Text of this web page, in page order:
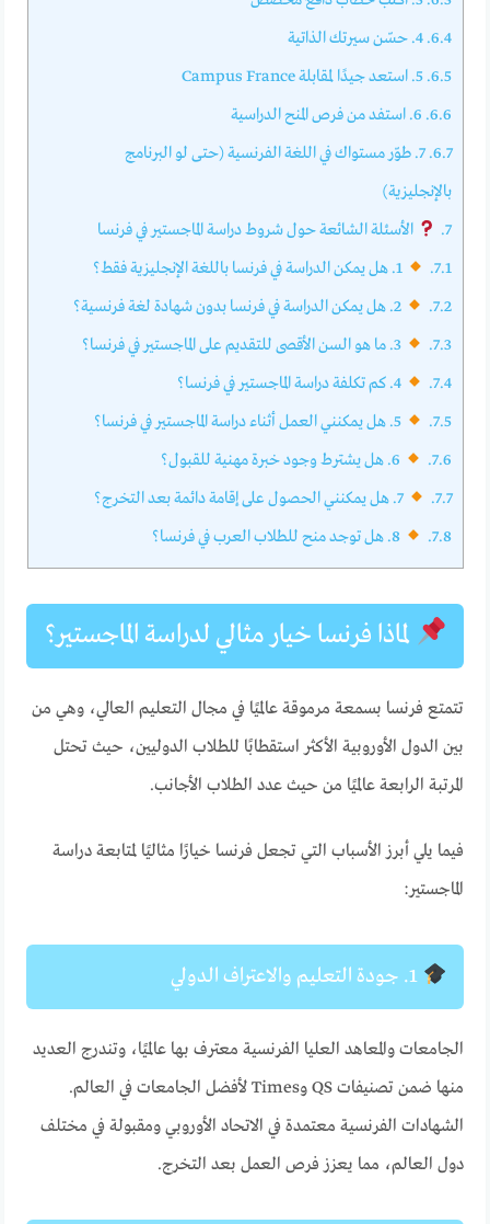
6.4. 4. حسّن سيرتك الذاتية
6.5. 5. استعد جيدًا لمقابلة Campus France
6.6.
6.7.
7. طوّر مستواك في اللغة الفرنسية (حتى لو البرنامج
بالإنجليزية)
7.
الأسئلة الشائعة حول شروط دراسة الماجستير في فرنسا
7.1.
7.2.
7.3.
7.4.
7.5.
7.6.
7.7.
7.8.
لماذا فرنسا خيار مثالي لدراسة الماجستير؟
تتمتع فرنسا بسمعة مرموقة عالميًا في مجال التعليم العالي، وهي من
بين الدول الأوروبية الأكثر استقطابًا للطلاب الدوليين، حيث تحتل
المرتبة الرابعة عالميًا من حيث عدد الطلاب الأجانب.
فيما يلي أبرز الأسباب التي تجعل فرنسا خيارًا مثاليًا لمتابعة دراسة
الماجستير:
الجامعات والمعاهد العليا الفرنسية معترف بها عالميًا، وتندرج العديد
منها ضمن تصنيفات QS وTimes لأفضل الجامعات في العالم.
الشهادات الفرنسية معتمدة في الاتحاد الأوروبي ومقبولة في مختلف
دول العالم، مما يعزز فرص العمل بعد التخرج.